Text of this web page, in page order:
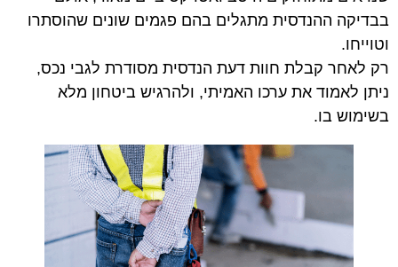
בבדיקה ההנדסית מתגלים בהם פגמים שונים שהוסתרו
וטוייחו.
רק לאחר קבלת חוות דעת הנדסית מסודרת לגבי נכס,
ניתן לאמוד את ערכו האמיתי, ולהרגיש ביטחון מלא
בשימוש בו.